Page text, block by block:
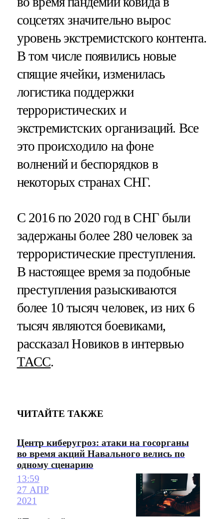
соцсетях значительно вырос
уровень экстремистского контента.
В том числе появились новые
спящие ячейки, изменилась
логистика поддержки
террористических и
экстремистских организаций. Все
это происходило на фоне
волнений и беспорядков в
некоторых странах СНГ.
С 2016 по 2020 год в СНГ были
задержаны более 280 человек за
террористические преступления.
В настоящее время за подобные
преступления разыскиваются
более 10 тысяч человек, из них 6
тысяч являются боевиками,
рассказал Новиков в интервью
ТАСС.
ЧИТАЙТЕ ТАКЖЕ
Центр киберугроз: атаки на госорганы
во время акций Навального велись по
одному сценарию
13:59
27 АПР
2021